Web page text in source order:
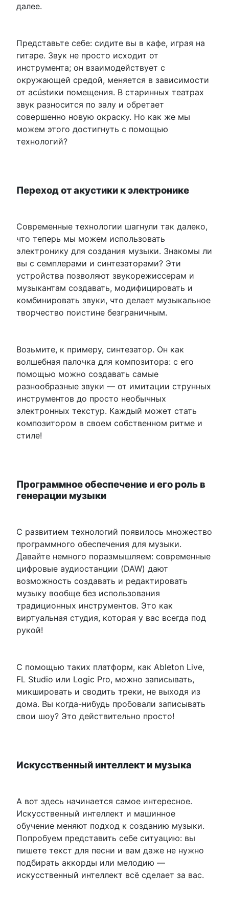
далее.
Представьте себе: сидите вы в кафе, играя на
гитаре. Звук не просто исходит от
инструмента; он взаимодействует с
окружающей средой, меняется в зависимости
от acústики помещения. В старинных театрах
звук разносится по залу и обретает
совершенно новую окраску. Но как же мы
можем этого достигнуть с помощью
технологий?
Переход от акустики к электронике
Современные технологии шагнули так далеко,
что теперь мы можем использовать
электронику для создания музыки. Знакомы ли
вы с семплерами и синтезаторами? Эти
устройства позволяют звукорежиссерам и
музыкантам создавать, модифицировать и
комбинировать звуки, что делает музыкальное
творчество поистине безграничным.
Возьмите, к примеру, синтезатор. Он как
волшебная палочка для композитора: с его
помощью можно создавать самые
разнообразные звуки — от имитации струнных
инструментов до просто необычных
электронных текстур. Каждый может стать
композитором в своем собственном ритме и
стиле!
Программное обеспечение и его роль в
генерации музыки
С развитием технологий появилось множество
программного обеспечения для музыки.
Давайте немного поразмышляем: современные
цифровые аудиостанции (DAW) дают
возможность создавать и редактировать
музыку вообще без использования
традиционных инструментов. Это как
виртуальная студия, которая у вас всегда под
рукой!
С помощью таких платформ, как Ableton Live,
FL Studio или Logic Pro, можно записывать,
микшировать и сводить треки, не выходя из
дома. Вы когда-нибудь пробовали записывать
свои шоу? Это действительно просто!
Искусственный интеллект и музыка
А вот здесь начинается самое интересное.
Искусственный интеллект и машинное
обучение меняют подход к созданию музыки.
Попробуем представить себе ситуацию: вы
пишете текст для песни и вам даже не нужно
подбирать аккорды или мелодию —
искусственный интеллект всё сделает за вас.